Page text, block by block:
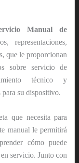
Manual de
representaciones,
que le proporcionan
sobre servicio de
técnico y
su dispositivo.
que necesita para
manual le permitirá
cómo puede
servicio. Junto con